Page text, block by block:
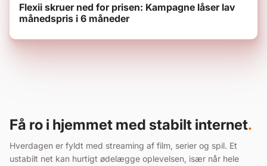
Flexii skruer ned for prisen: Kampagne låser lav
månedspris i 6 måneder
Få ro i hjemmet med stabilt internet.
Hverdagen er fyldt med streaming af film, serier og spil. Et
ustabilt net kan hurtigt ødelægge oplevelsen, især når hele